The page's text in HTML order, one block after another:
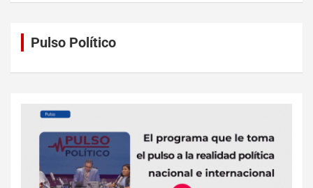
Pulso Político